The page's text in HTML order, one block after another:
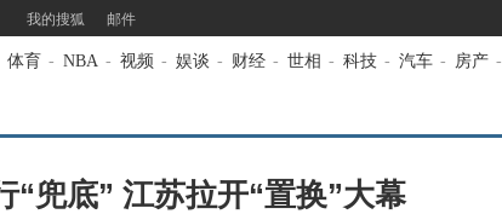
我的搜狐 邮件
体育 - NBA - 视频 - 娱谈 - 财经 - 世相 - 科技 - 汽车 - 房产 -
“兜底” 江苏拉开“置换”大幕